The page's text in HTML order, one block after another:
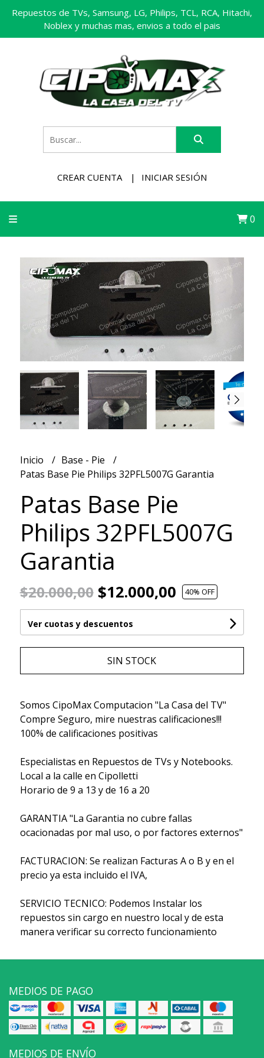
Repuestos de TVs, Samsung, LG, Philips, TCL, RCA, Hitachi,
Noblex y muchas mas, envios a todo el pais
CREAR CUENTA INICIAR SESIÓN
0
Inicio
Base - Pie
Patas Base Pie Philips 32PFL5007G Garantia
Patas Base Pie
Philips 32PFL5007G
Garantia
$20.000,00$12.000,00 40% OFF
Ver cuotas y descuentos
SIN STOCK
Somos CipoMax Computacion "La Casa del TV"
Compre Seguro, mire nuestras calificaciones!!!
100% de calificaciones positivas
Especialistas en Repuestos de TVs y Notebooks.
Local a la calle en Cipolletti
Horario de 9 a 13 y de 16 a 20
GARANTIA "La Garantia no cubre fallas
ocacionadas por mal uso, o por factores externos"
FACTURACION: Se realizan Facturas A o B y en el
precio ya esta incluido el IVA,
SERVICIO TECNICO: Podemos Instalar los
repuestos sin cargo en nuestro local y de esta
manera verificar su correcto funcionamiento
MEDIOS DE PAGO
MEDIOS DE ENVÍO